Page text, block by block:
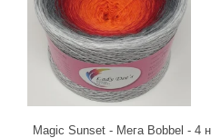
Magic Sunset - Мега Bobbel - 4